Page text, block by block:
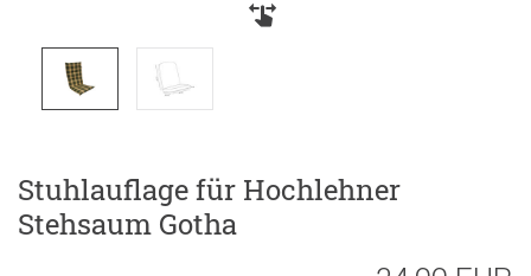
Stuhlauflage für Hochlehner
Stehsaum Gotha